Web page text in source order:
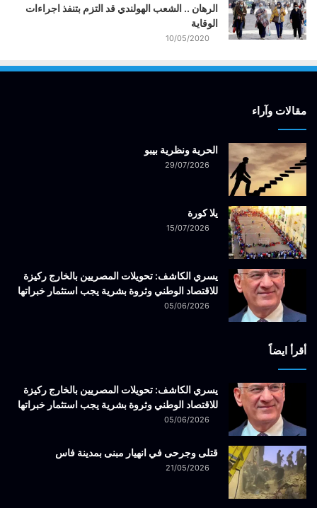
الرهان .. الشعب الهولندي قد التزم بتنفذ اجراءات
الوقاية
10/05/2020
مقالات وآراء
الحرية ونظرية بيبو
29/07/2026
يلا كورة
15/07/2026
يسري الكاشف: تحويلات المصريين بالخارج ركيزة
للاقتصاد الوطني وثروة بشرية يجب استثمار خبراتها
05/06/2026
أقرأ ايضاً
يسري الكاشف: تحويلات المصريين بالخارج ركيزة
للاقتصاد الوطني وثروة بشرية يجب استثمار خبراتها
05/06/2026
قتلى وجرحى في انهيار مبنى بمدينة فاس
21/05/2026